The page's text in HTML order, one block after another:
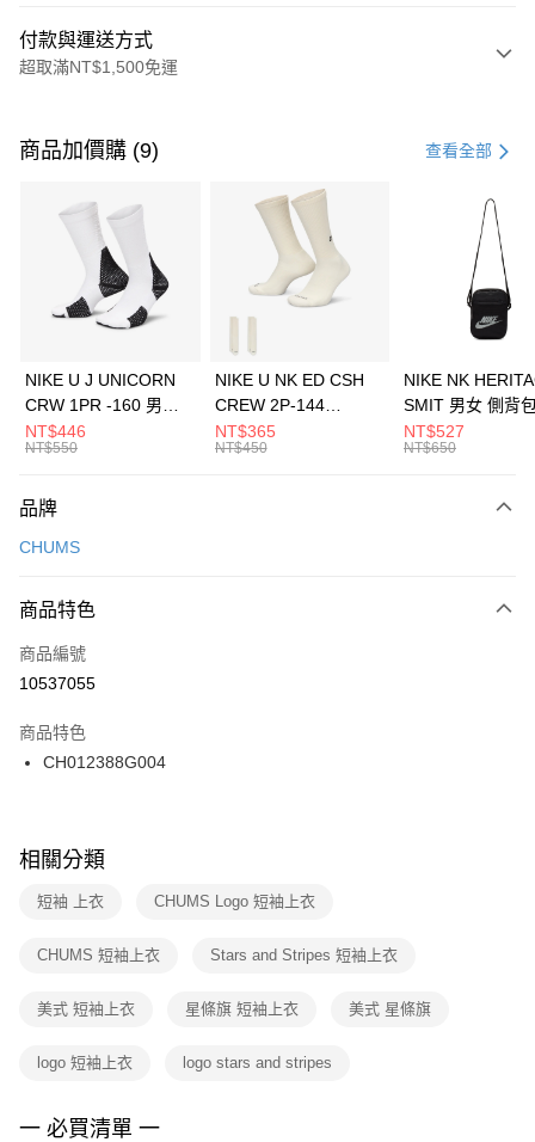
付款與運送方式
超取滿NT$1,500免運
信用卡一次付款
3 期 0 利率 每期 21家銀行
合作金庫商業銀行
第一商業銀行
華南商業銀行
彰化商業銀行
上海商業儲蓄銀行
元大商業銀行
台灣樂天信用卡公司
Apple Pay
全盈+PAY
AFTEE先享後付
【關於「AFTEE先享後付」】
便利好安心！
３．安心：先確認商品／服務後，再付款。
【「AFTEE先享後付」結帳流程】
１．於結帳方式選擇「AFTEE先享後付」後，將跳轉至「AFTEE先享後付」
２．訂單成立數日內，您將收到繳費通知簡訊。
３．收到繳費通知簡訊後14天內，點擊此簡訊中的連結，可透過四大超商／
ATM／網路銀行／等多元方式進行付款，方視為交易完成。
※ 交易是否成功請以「AFTEE先享後付 」之結帳頁面顯示為準，若有關於
是否繳費成功／繳費後需取消欲退款等相關疑問，請聯繫「AFTEE先享後付
客戶支援中心」
https://netprotections.freshdesk.com/support/home
１．透過由恩沛科技股份有限公司提供之「AFTEE先享後付」服務完成之交
權轉讓予恩沛科技股份有限公司。
３．未成年的使用者請事先徵得法定代理人或監護人之同意方可使用
４．使用「AFTEE先享後付」時，將依據個別帳號之用戶狀況，依本公司即
運送方式
每筆NT$100，滿NT$1,500(含以上)免運費
宅配
每筆NT$100，滿NT$1,500(含以上)免運費
付款後門市自取
每筆NT$100，滿NT$1,500(含以上)免運費
商品加價購 (9) 查看全部
NIKE U J UNICORN
CRW 1PR -160 男女
中統襪 FZ3393100
NT$446
NT$550
NIKE U NK ED CSH
CREW 2P-144
EMBRDY 男女 短統襪
FZ3073133
NT$365
NT$450
NIKE NK
SMIT 男女 側背
BA5871010
NT$527
NT$650
品牌
CHUMS
商品特色
商品編號
10537055
商品特色
CH012388G004
相關分類
短袖 上衣 CHUMS Logo 短袖上衣
CHUMS 短袖上衣 Stars and Stripes 短袖上衣
美式 短袖上衣 星條旗 短袖上衣 美式 星條旗
logo 短袖上衣 logo stars and stripes
一 必買清單 一